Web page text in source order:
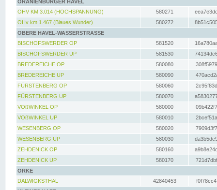
ORANIENBURGER HAVEL
OHV KM 3.014 (HOCHSPANNUNG)
580271
OHv km 1.467 (Blaues Wunder)
580272
OBERE HAVEL-WASSERSTRASSE
BISCHOFSWERDER OP
581520
BISCHOFSWERDER UP
581530
BREDEREICHE OP
580080
BREDEREICHE UP
580090
FÜRSTENBERG OP
580060
FÜRSTENBERG UP
580070
VOßWINKEL OP
580000
VOßWINKEL UP
580010
WESENBERG OP
580020
WESENBERG UP
580030
ZEHDENICK OP
580160
ZEHDENICK UP
580170
ORKE
DALWIGKSTHAL
42840453